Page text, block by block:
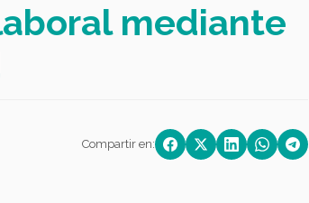
mediante
Compartir en: